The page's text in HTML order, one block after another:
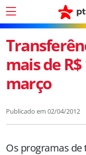
mais de
março
Publicado em 02/04/2012
Os programas de